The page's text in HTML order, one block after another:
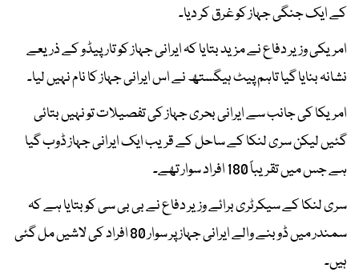
کے ایک جنگی جہاز کو غرق کر دیا۔
امریکی وزیر دفاع نے مزید بتایا کہ ایرانی جہاز کو تارپیڈو کے ذریعے
نشانہ بنایا گیا تاہم پیٹ ہیگستھ نے اس ایرانی جہاز کا نام نہیں لیا۔
امریکا کی جانب سے ایرانی بحری جہاز کی تفصیلات تو نہیں بتائی
گئیں لیکن سری لنکا کے ساحل کے قریب ایک ایرانی جہاز ڈوب گیا
ہے جس میں تقریباً 180 افراد سوار تھے۔
سری لنکا کے سیکرٹری برائے وزیر دفاع نے بی بی سی کو بتایا ہے کہ
سمندر میں ڈوبنے والے ایرانی جہاز پر سوار 80 افراد کی لاشیں مل گئی
ہیں۔